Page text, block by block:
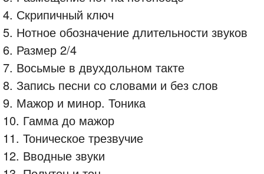
4. Скрипичный ключ
5. Нотное обозначение длительности звуков
6. Размер 2/4
7. Восьмые в двухдольном такте
8. Запись песни со словами и без слов
9. Мажор и минор. Тоника
10. Гамма до мажор
11. Тоническое трезвучие
12. Вводные звуки